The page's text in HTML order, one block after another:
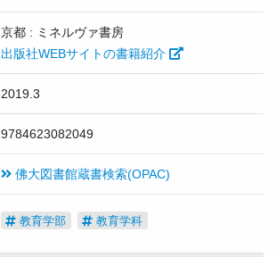
京都 : ミネルヴァ書房
出版社WEBサイトの書籍紹介
2019.3
9784623082049
佛大図書館蔵書検索(OPAC)
教育学部 教育学科